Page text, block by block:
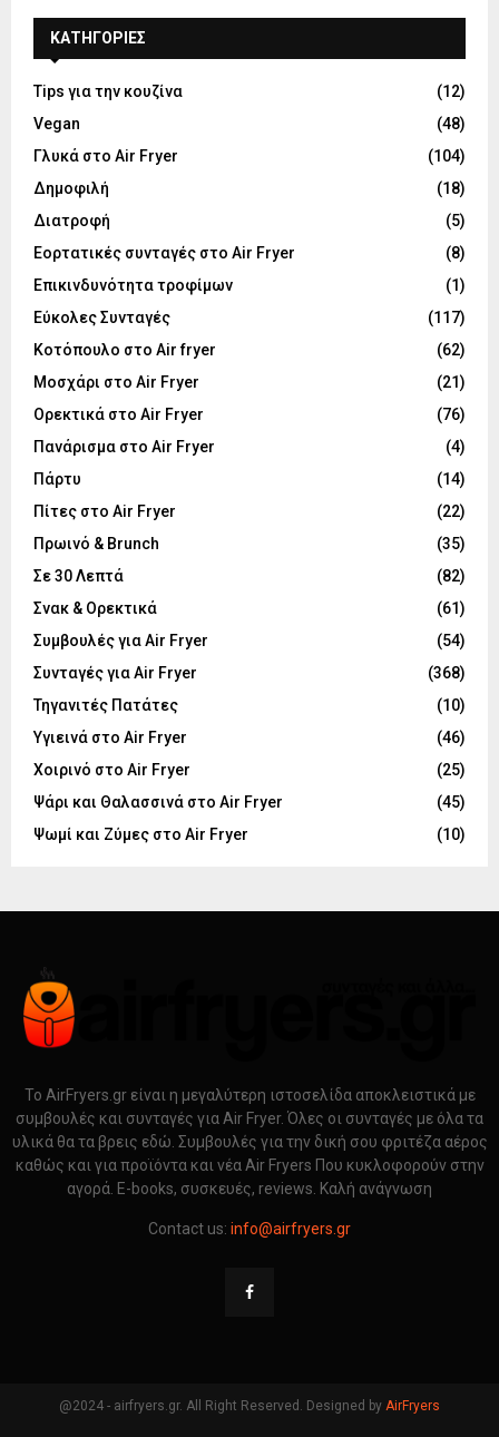
KΑΤΗΓΟΡΊΕΣ
Tips για την κουζίνα
(12)
Vegan
(48)
Γλυκά στο Air Fryer
(104)
Δημοφιλή
(18)
Διατροφή
(5)
Εορτατικές συνταγές στο Air Fryer
(8)
Επικινδυνότητα τροφίμων
(1)
Εύκολες Συνταγές
(117)
Κοτόπουλο στο Air fryer
(62)
Μοσχάρι στο Air Fryer
(21)
Ορεκτικά στο Air Fryer
(76)
Πανάρισμα στο Air Fryer
(4)
Πάρτυ
(14)
Πίτες στο Air Fryer
(22)
Πρωινό & Brunch
(35)
Σε 30 Λεπτά
(82)
Σνακ & Ορεκτικά
(61)
Συμβουλές για Air Fryer
(54)
Συνταγές για Air Fryer
(368)
Τηγανιτές Πατάτες
(10)
Υγιεινά στο Air Fryer
(46)
Χοιρινό στο Air Fryer
(25)
Ψάρι και Θαλασσινά στο Air Fryer
(45)
Ψωμί και Ζύμες στο Air Fryer
(10)
Το AirFryers.gr είναι η μεγαλύτερη ιστοσελίδα αποκλειστικά με
συμβουλές και συνταγές για Air Fryer. Όλες οι συνταγές με όλα τα
υλικά θα τα βρεις εδώ. Συμβουλές για την δική σου φριτέζα αέρος
καθώς και για προϊόντα και νέα Air Fryers Που κυκλοφορούν στην
αγορά. E-books, συσκευές, reviews. Καλή ανάγνωση
Contact us: info@airfryers.gr
@2024 - airfryers.gr. All Right Reserved. Designed by AirFryers